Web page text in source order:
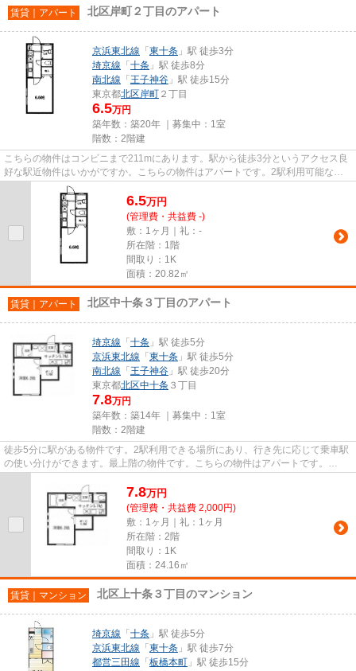
賃貸｜アパート 北区岸町２丁目のアパート
京浜東北線 「 東十条 」駅 徒歩3分
埼京線 「 十条 」駅 徒歩8分
南北線 「 王子神谷 」駅 徒歩15分
東京都北区岸町 ２丁目
6.5万円
築年数：築20年 ｜募集中： 1室
階数：2階建
こちらの物件はコンビニまで211mにあります。駅から徒歩3分というアクセス良
好な駅近物件はいかがですか。こちらの物件はアパートです。2駅利用可能なア
パートなので行動範囲も広がり...
6.5万円
(管理費・共益費 -)
敷：1ヶ月｜礼：-
所在階：1階
間取り：1K
面積：20.82㎡
賃貸｜アパート 北区中十条３丁目のアパート
埼京線 「 十条 」駅 徒歩5分
京浜東北線 「 東十条 」駅 徒歩5分
南北線 「 王子神谷 」駅 徒歩20分
東京都北区中十条 ３丁目
7.8万円
築年数：築14年 ｜募集中： 1室
階数：2階建
徒歩5分に駅がある物件です。2駅利用できる場所にあり、行き先に応じて乗車駅
の使い分けができます。最上階の物件です。こちらの物件はアパートです。
7.8万円
(管理費・共益費 2,000円)
敷：1ヶ月｜礼：1ヶ月
所在階：2階
間取り：1K
面積：24.16㎡
賃貸｜マンション 北区上十条３丁目のマンション
埼京線 「 十条 」駅 徒歩5分
京浜東北線 「 東十条 」駅 徒歩7分
都営三田線 「 板橋本町 」駅 徒歩15分